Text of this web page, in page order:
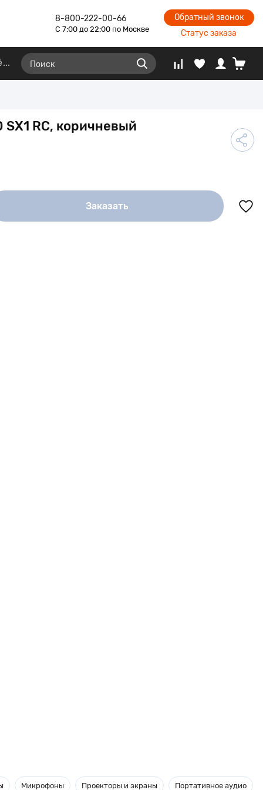
8-800-222-00-66
С 7:00 до 22:00 по Москве
Обратный звонок
Статус заказа
RC, коричневый
Заказать
Микрофоны Проекторы и экраны Портативное аудио